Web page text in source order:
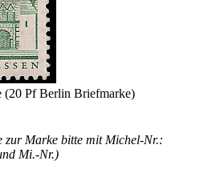
(20 Pf Berlin Briefmarke)
zur Marke bitte mit Michel-Nr.:
Mi.-Nr.)